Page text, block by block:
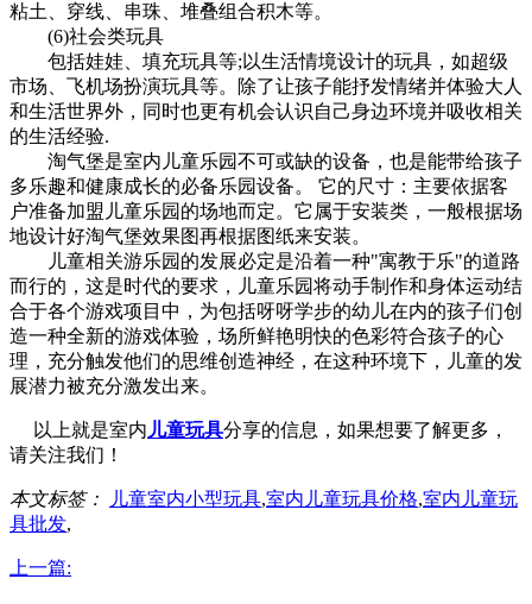
粘土、穿线、串珠、堆叠组合积木等。
(6)社会类玩具
包括娃娃、填充玩具等;以生活情境设计的玩具，如超级
市场、飞机场扮演玩具等。除了让孩子能抒发情绪并体验大人
和生活世界外，同时也更有机会认识自己身边环境并吸收相关
的生活经验.
淘气堡是室内儿童乐园不可或缺的设备，也是能带给孩子
多乐趣和健康成长的必备乐园设备。 它的尺寸：主要依据客
户准备加盟儿童乐园的场地而定。它属于安装类，一般根据场
地设计好淘气堡效果图再根据图纸来安装。
儿童相关游乐园的发展必定是沿着一种"寓教于乐"的道路
而行的，这是时代的要求，儿童乐园将动手制作和身体运动结
合于各个游戏项目中，为包括呀呀学步的幼儿在内的孩子们创
造一种全新的游戏体验，场所鲜艳明快的色彩符合孩子的心
理，充分触发他们的思维创造神经，在这种环境下，儿童的发
展潜力被充分激发出来。
以上就是室内 儿童玩具分享的信息，如果想要了解更多，
请关注我们！
本文标签： 儿童室内小型玩具,室内儿童玩具价格,室内儿童玩
具批发,
上一篇: